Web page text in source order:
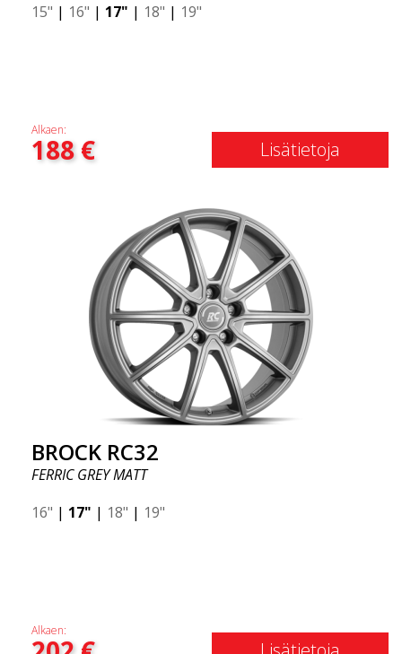
15" | 16" | 17" | 18" | 19"
Alkaen:
188€ Lisätietoja
BROCK RC32
FERRIC GREY MATT
16" | 17" | 18" | 19"
Alkaen: